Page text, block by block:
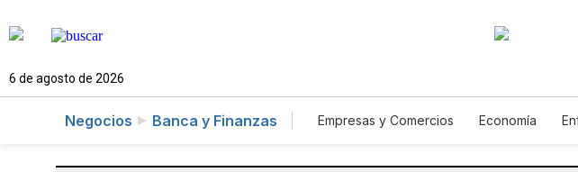
6 de agosto de 2026
Negocios Banca y Finanzas Empresas y Comercios Economía